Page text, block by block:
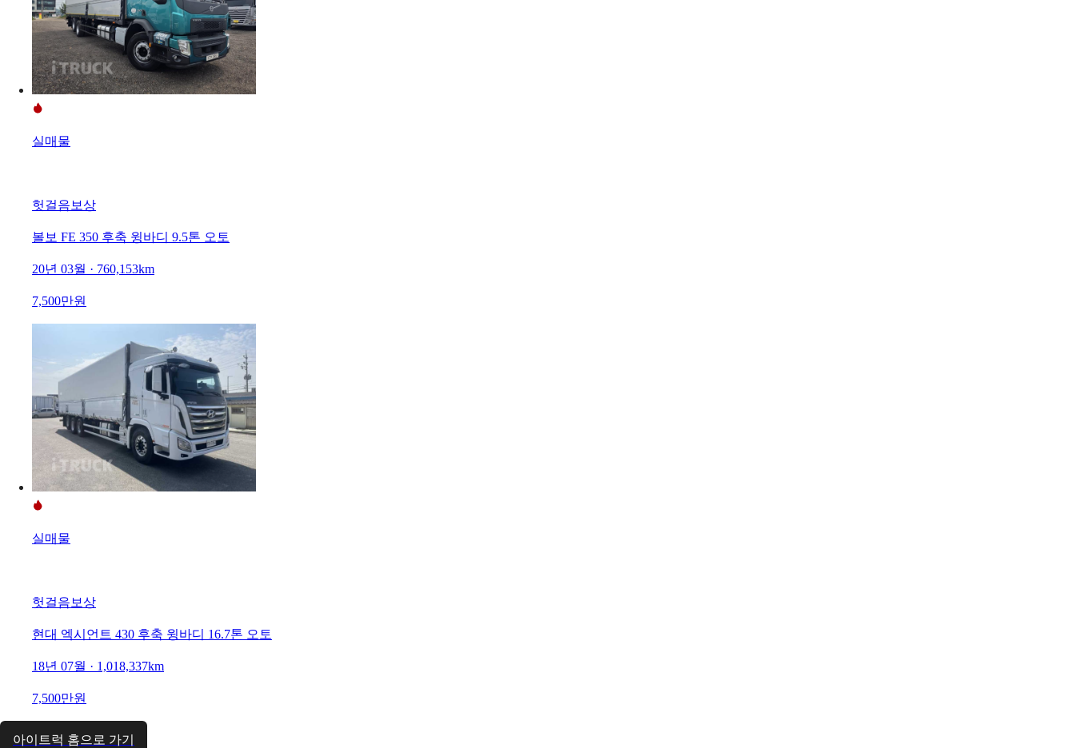
실매물
헛걸음보상
볼보 FE 350 후축 윙바디 9.5톤 오토
20년 03월 · 760,153km
7,500만원
실매물
헛걸음보상
현대 엑시언트 430 후축 윙바디 16.7톤 오토
18년 07월 · 1,018,337km
7,500만원
아이트럭 홈으로 가기